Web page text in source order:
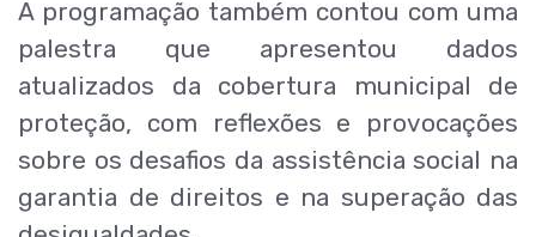
A programação também contou com uma
palestra que apresentou dados
atualizados da cobertura municipal de
proteção, com reflexões e provocações
sobre os desafios da assistência social na
garantia de direitos e na superação das